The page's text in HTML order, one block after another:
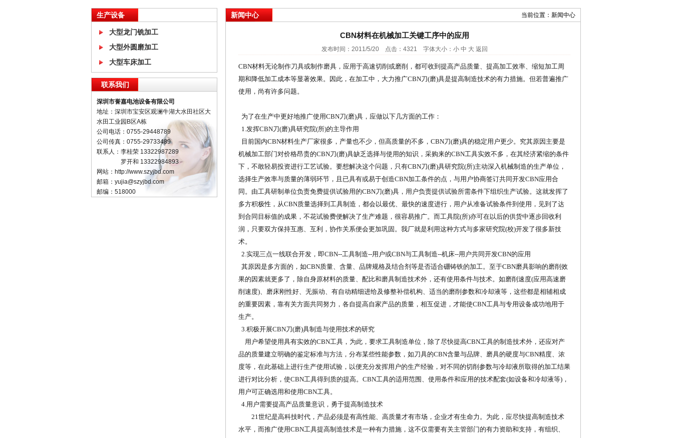
生产设备
大型龙门铣加工
大型外圆磨加工
大型车床加工
联系我们
深圳市誉嘉电池设备有限公司
地址：深圳市宝安区观澜牛湖大水田社区大
水田工业园B区A栋
公司电话：0755-29448789
公司传真：0755-29733489
联系人：李桂荣 13322987289
罗开和 13322984893
网站：http://www.szyjbd.com
邮箱：yujia@szyjbd.com
邮编：518000
当前位置：新闻中心
新闻中心
CBN材料在机械加工关键工序中的应用
发布时间：2011/5/20 点击：4321 字体大小： 小 中 大 返回
CBN材料无论制作刀具或制作磨具，应用于高速切削或磨削，都可收到提高产品质量、提高加工效率、缩短加工周
期和降低加工成本等显著效果。因此，在加工中，大力推广CBN刀(磨)具是提高制造技术的有力措施。但若普遍推广
使用，尚有许多问题。
为了在生产中更好地推广使用CBN刀(磨)具，应做以下几方面的工作：
1.发挥CBN刀(磨)具研究院(所)的主导作用
目前国内CBN材料生产厂家很多，产量也不少，但高质量的不多，CBN刀(磨)具的稳定用户更少。究其原因主要是
机械加工部门对价格昂贵的CBN刀(磨)具缺乏选择与使用的知识，采购来的CBN工具实效不多，在其经济紧缩的条件
下，不敢轻易投资进行工艺试验。要想解决这个问题，只有CBN刀(磨)具研究院(所)主动深入机械制造的生产单位，
选择生产效率与质量的薄弱环节，且已具有或易于创造CBN加工条件的点，与用户协商签订共同开发CBN应用合
同。由工具研制单位负责免费提供试验用的CBN刀(磨)具，用户负责提供试验所需条件下组织生产试验。这就发挥了
多方积极性，从CBN质量选择到工具制造，都会以最优、最快的速度进行，用户从准备试验条件到使用，见到了达
到合同目标值的成果，不花试验费便解决了生产难题，很容易推广。而工具院(所)亦可在以后的供货中逐步回收利
润，只要双方保持互惠、互利，协作关系便会更加巩固。我厂就是利用这种方式与多家研究院(校)开发了很多新技
术。
2.实现三点一线联合开发，即CBN--工具制造--用户或CBN与工具制造--机床--用户共同开发CBN的应用
其原因是多方面的，如CBN质量、含量、品牌规格及结合剂等是否适合硼铸铁的加工。至于CBN磨具影响的磨削效
果的因素就更多了，除自身原材料的质量、配比和磨具制造技术外，还有使用条件与技术。如磨削速度(应用高速磨
削速度)、磨床刚性好、无振动、有自动精细进给及修整补偿机构、适当的磨削参数和冷却液等，这些都是相辅相成
的重要因素，靠有关方面共同努力，各自提高自家产品的质量，相互促进，才能使CBN工具与专用设备成功地用于
生产。
3.积极开展CBN刀(磨)具制造与使用技术的研究
用户希望使用具有实效的CBN工具，为此，要求工具制造单位，除了尽快提高CBN工具的制造技术外，还应对产
品的质量建立明确的鉴定标准与方法，分布某些性能参数，如刀具的CBN含量与品牌、磨具的硬度与CBN精度、浓
度等，在此基础上进行生产使用试验，以便充分发挥用户的生产经验，对不同的切削参数与冷却液所取得的加工结果
进行对比分析，使CBN工具得到质的提高。CBN工具的适用范围、使用条件和应用的技术配套(如设备和冷却液等)，
用户可正确选用和使用CBN工具。
4.用户需要提高产品质量意识，勇于提高制造技术
21世纪是高科技时代，产品必须是有高性能、高质量才有市场，企业才有生命力。为此，应尽快提高制造技术
水平，而推广使用CBN工具提高制造技术是一种有力措施，这不仅需要有关主管部门的有力资助和支持，有组织、